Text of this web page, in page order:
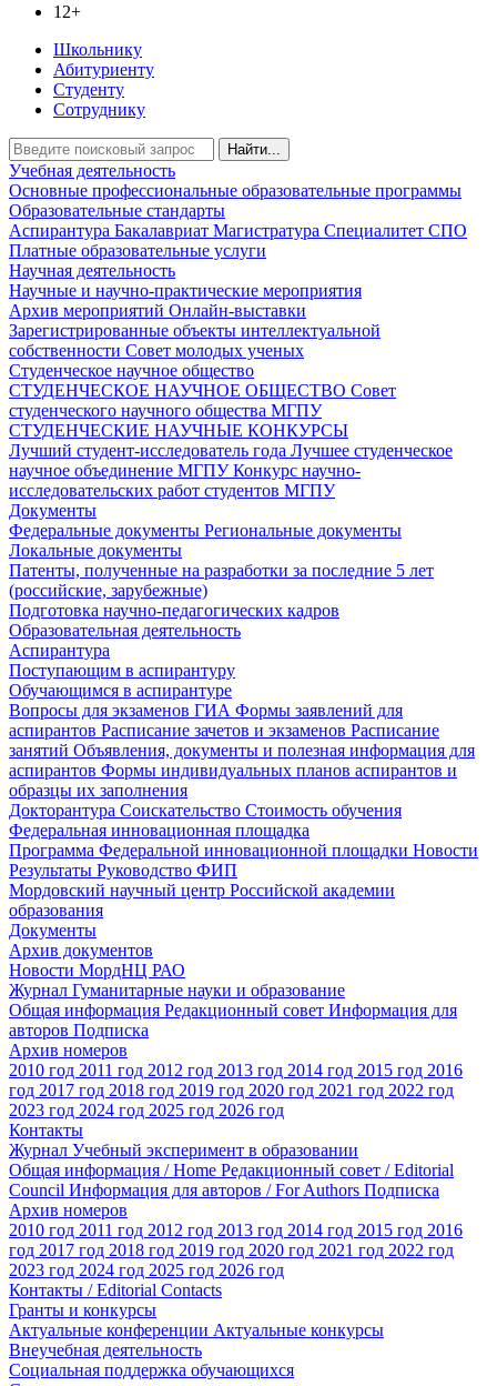
12+
Школьнику
Абитуриенту
Студенту
Сотруднику
Найти...
Учебная деятельность
Основные профессиональные образовательные программы
Образовательные стандарты
Аспирантура Бакалавриат Магистратура Специалитет СПО
Платные образовательные услуги
Научная деятельность
Научные и научно-практические мероприятия
Архив мероприятий Онлайн-выставки
Зарегистрированные объекты интеллектуальной
собственности Совет молодых ученых
Студенческое научное общество
СТУДЕНЧЕСКОЕ НАУЧНОЕ ОБЩЕСТВО Совет
студенческого научного общества МГПУ
СТУДЕНЧЕСКИЕ НАУЧНЫЕ КОНКУРСЫ
Лучший студент-исследователь года Лучшее студенческое
научное объединение МГПУКонкурс научно-
исследовательских работ студентов МГПУ
Документы
Федеральные документы Региональные документы
Локальные документы
Патенты, полученные на разработки за последние 5 лет
(российские, зарубежные)
Подготовка научно-педагогических кадров
Образовательная деятельность
Аспирантура
Поступающим в аспирантуру
Обучающимся в аспирантуре
Вопросы для экзаменов ГИА Формы заявлений для
аспирантов Расписание зачетов и экзаменов Расписание
занятий Объявления, документы и полезная информация для
аспирантов Формы индивидуальных планов аспирантов и
образцы их заполнения
Докторантура Соискательство Стоимость обучения
Федеральная инновационная площадка
Программа Федеральной инновационной площадки Новости
Результаты Руководство ФИП
Мордовский научный центр Российской академии
образования
Документы
Архив документов
Новости МордНЦ РАО
Журнал Гуманитарные науки и образование
Общая информация Редакционный совет Информация для
авторов Подписка
Архив номеров
2010 год 2011 год 2012 год 2013 год 2014 год 2015 год 2016
год 2017 год 2018 год 2019 год 2020 год 2021 год 2022 год
2023 год 2024 год 2025 год 2026 год
Контакты
Журнал Учебный эксперимент в образовании
Общая информация / Home Редакционный совет / Editorial
Council Информация для авторов / For Authors Подписка
Архив номеров
2010 год 2011 год 2012 год 2013 год 2014 год 2015 год 2016
год 2017 год 2018 год 2019 год 2020 год 2021 год 2022 год
2023 год 2024 год 2025 год 2026 год
Контакты / Editorial Contacts
Гранты и конкурсы
Актуальные конференции Актуальные конкурсы
Внеучебная деятельность
Социальная поддержка обучающихся